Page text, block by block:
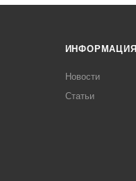
ИНФОРМАЦИЯ
Новости
Статьи